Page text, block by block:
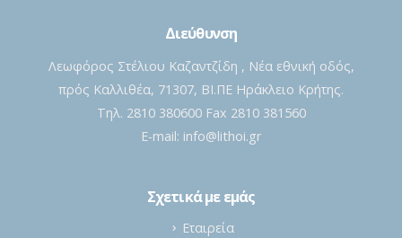
Διεύθυνση
Λεωφόρος Στέλιου Καζαντζίδη , Νέα εθνική οδός,
πρός Καλλιθέα, 71307, ΒΙ.ΠΕ Ηράκλειο Κρήτης.
Τηλ. 2810 380600 Fax 2810 381560
E-mail: info@lithoi.gr
Σχετικά με εμάς
Εταιρεία